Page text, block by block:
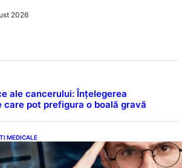
2026
ale cancerului: Înțelegerea
care pot prefigura o boală gravă
MEDICALE
dincolo de note: Semnele unui IQ
care nu țin de școală